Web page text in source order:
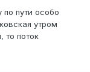
пути особо
утром
то поток